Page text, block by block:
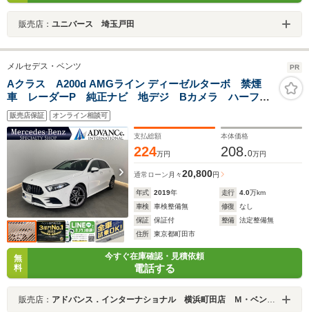
販売店： ユニバース 埼玉戸田
メルセデス・ベンツ PR
Aクラス A200d AMGライン ディーゼルターボ 禁煙
車 レーダーP 純正ナビ 地デジ Bカメラ ハーフレ
ザー シートヒーター パワーシート パドルシフト
LED DSRC Bluetooth ドラレコ PTS キーレス
GO 18AW
販売店保証 オンライン相談可
支払総額
224万円
本体価格
208.0万円
通常ローン 月々20,800円
年式 2019年 走行 4.0万km
車検
車検整備無 修復
なし
保証
保証付 整備
法定整備無
住所
東京都町田市
無
料
今すぐ在庫確認・見積依頼
電話する
販売店： アドバンス．インターナショナル 横浜町田店 Ｍ・ベンツ専門店